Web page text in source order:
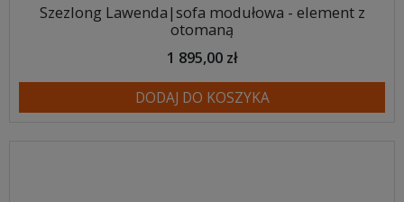
Szezlong Lawenda|sofa modułowa - element z
otomaną
1 895,00 zł
DODAJ DO KOSZYKA